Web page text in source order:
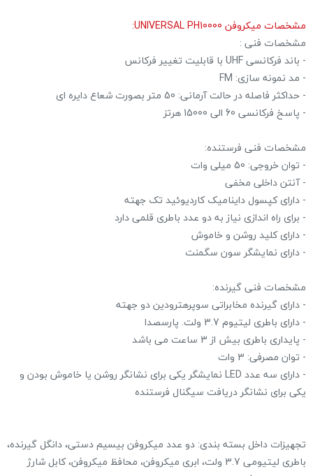
مشخصات میکروفن UNIVERSAL PH10000:
مشخصات فنی :
- باند فرکانسی UHF با قابلیت تغییر فرکانس
- مد نمونه سازی: FM
- حداکثر فاصله در حالت آرمانی: 50 متر بصورت شعاع دایره ای
- پاسخ فرکانسی 60 الی 15000 هرتز
مشخصات فنی فرستنده:
- توان خروجی: 50 میلی وات
- آنتن داخلی مخفی
- دارای کپسول داینامیک کاردیوئید تک جهته
- برای راه اندازی نیاز به دو عدد باطری قلمی دارد
- دارای کلید روشن و خاموش
- دارای نمایشگر سون سگمنت
مشخصات فنی گیرنده:
- دارای گیرنده مخابراتی سوپرهترودین دو جهته
- دارای باطری لیتیوم 3.7 ولت. پارسصدا
- پایداری باطری بیش از 3 ساعت می باشد
- توان مصرفی: 3 وات
- دارای سه عدد LED نمایشگر یکی برای نشانگر روشن یا خاموش بودن و
یکی برای نشانگر دریافت سیگنال فرستنده
تجهیزات داخل بسته بندی: دو عدد میکروفن بیسیم دستی، دانگل گیرنده،
باطری لیتیومی 3.7 ولت، ابری میکروفن، محافظ میکروفن، کابل شارژ